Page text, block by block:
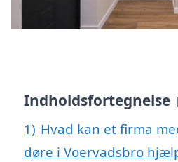
Indholdsfortegnelse
1) Hvad kan et firma
døre i Voervadsbro